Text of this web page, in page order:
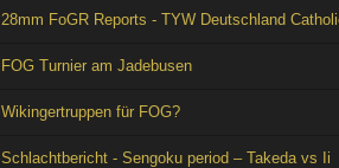
28mm FoGR Reports - TYW Deutschland
FOG Turnier am Jadebusen
Wikingertruppen für FOG?
Schlachtbericht - Sengoku period – Takeda vs Ii